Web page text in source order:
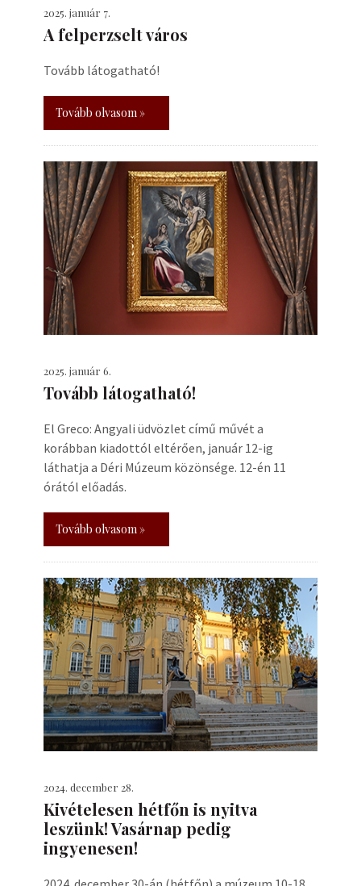
2025. január 7.
A felperzselt város
Tovább látogatható!
Tovább olvasom »
2025. január 6.
Tovább látogatható!
El Greco: Angyali üdvözlet című művét a
korábban kiadottól eltérően, január 12-ig
láthatja a Déri Múzeum közönsége. 12-én 11
órától előadás.
Tovább olvasom »
2024. december 28.
Kivételesen hétfőn is nyitva
leszünk! Vasárnap pedig
ingyenesen!